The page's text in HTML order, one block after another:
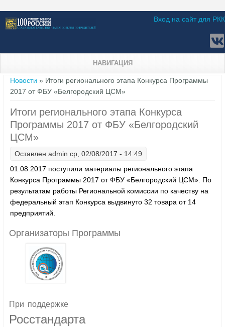
Вход на сайт для РКК
НАВИГАЦИЯ
Вы здесь
Новости » Итоги регионального этапа Конкурса Программы
2017 от ФБУ «Белгородский ЦСМ»
Итоги регионального этапа Конкурса
Программы 2017 от ФБУ «Белгородский
ЦСМ»
Оставлен admin ср, 02/08/2017 - 14:49
01.08.2017 поступили материалы регионального этапа
Конкурса Программы 2017 от ФБУ «Белгородский ЦСМ». По
результатам работы Региональной комиссии по качеству на
федеральный этап Конкурса выдвинуто 32 товара от 14
предприятий.
Организаторы Программы
При поддержке
Росстандарта